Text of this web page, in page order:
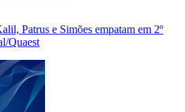
Patrus e Simões empatam em 2º
Quaest